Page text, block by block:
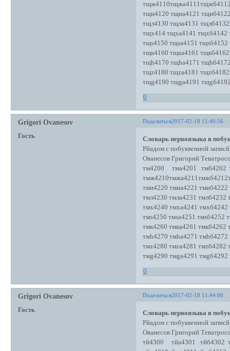
тщи4120 тщиа4121
тщл4130 тщла4131
тщх414 тщха4141
тщs4150 тщsа4151
тщк4160 тщка4161
тщh4170 тщhа4171
тщz4180 тщzа4181
тщg4190 тщgа4191
0
Поделиться2017-02-18 11:40:56
Grigori Ovanesov
Гость
Словарь первоязыка в
Рйадом с побуквенной
Ованесов Григорий
тм4200 тма4201 тмб4202
тми4220 тмиа4221
тмл4230 тмла4231 тмлб4232
тмх4240 тмха4241
тмs4250 тмsа4251 тмsб4252
тмк4260 тмка4261 тмкб4262
тмh4270 тмhа4271
тмz4280 тмzа4281 тмzб4282
тмg4290 тмgа4291
0
Поделиться2017-02-18 11:44:06
Grigori Ovanesov
Гость
Словарь первоязыка в
Рйадом с побуквенной
Ованесов Григорий
тй4300 тйа4301 тйб4302